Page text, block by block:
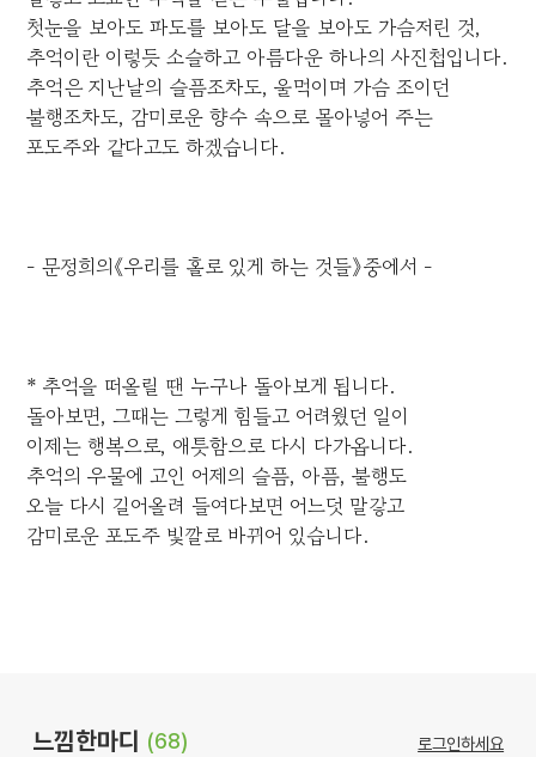
첫눈을 보아도 파도를 보아도 달을 보아도 가슴저린 것,
추억이란 이렇듯 소슬하고 아름다운 하나의 사진첩입니다.
추억은 지난날의 슬픔조차도, 울먹이며 가슴 조이던
불행조차도, 감미로운 향수 속으로 몰아넣어 주는
포도주와 같다고도 하겠습니다.
- 문정희의《우리를 홀로 있게 하는 것들》중에서 -
* 추억을 떠올릴 땐 누구나 돌아보게 됩니다.
돌아보면, 그때는 그렇게 힘들고 어려웠던 일이
이제는 행복으로, 애틋함으로 다시 다가옵니다.
추억의 우물에 고인 어제의 슬픔, 아픔, 불행도
오늘 다시 길어올려 들여다보면 어느덧 말갛고
감미로운 포도주 빛깔로 바뀌어 있습니다.
느낌한마디 (68) 로그인하세요